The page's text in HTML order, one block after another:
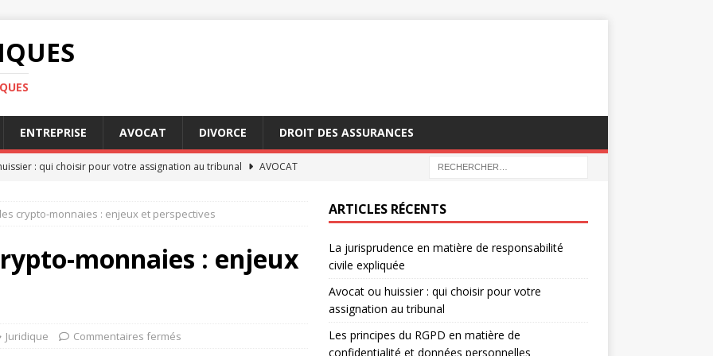
ENTREPRISE AVOCAT DIVORCE DROIT DES ASSURANCES
: qui choisir pour votre assignation au tribunal
AVOCAT
les conditions pour profiter de la garantie Visale
en matière de responsabilité civile expliquée
crypto-monnaies : enjeux et perspectives
monnaies : enjeux
Juridique Commentaires fermés
ARTICLES RÉCENTS
La jurisprudence en matière de responsabilité
civile expliquée
Avocat ou huissier : qui choisir pour votre
assignation au tribunal
Les principes du RGPD en matière de
confidentialité et données personnelles